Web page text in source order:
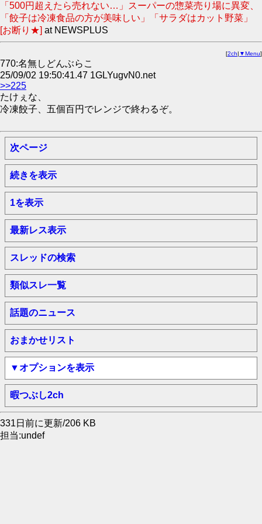
「500円超えたら売れない…」スーパーの惣菜売り場に異変、
「餃子は冷凍食品の方が美味しい」「サラダはカット野菜」
[お断り★] at NEWSPLUS
[2ch| ▼Menu]
770:名無しどんぶらこ
25/09/02 19:50:41.47 1GLYugvN0.net
>>225
たけぇな、
冷凍餃子、五個百円でレンジで終わるぞ。
次ページ
続きを表示
1を表示
最新レス表示
スレッドの検索
類似スレ一覧
話題のニュース
おまかせリスト
▼オプションを表示
暇つぶし2ch
331日前に更新/206 KB
担当:undef